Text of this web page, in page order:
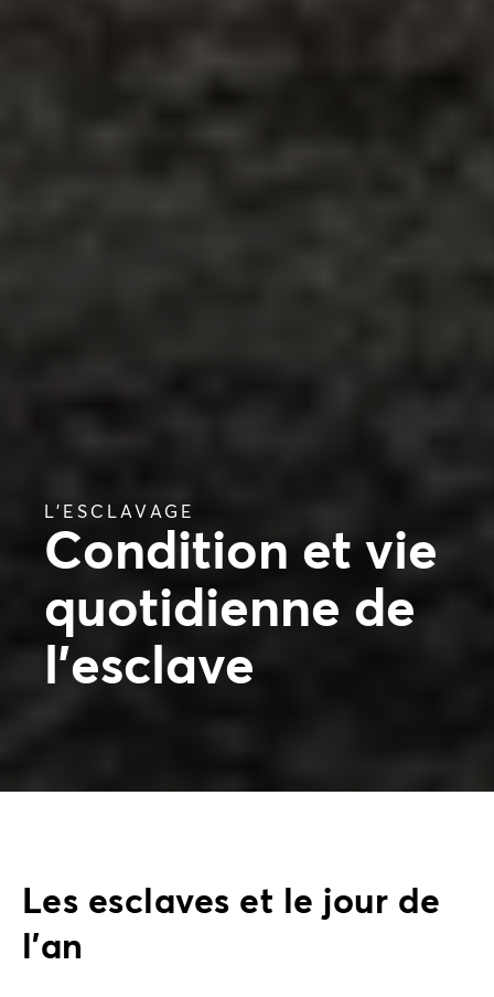
L’ESCLAVAGE
Condition et vie
quotidienne de
l'esclave
Les esclaves et le jour de
l’an